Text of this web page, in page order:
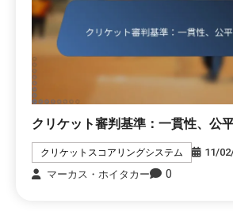
クリケット審判基準：一貫性、公
クリケットスコアリングシステム
11/
マーカス・ホイタカー
0